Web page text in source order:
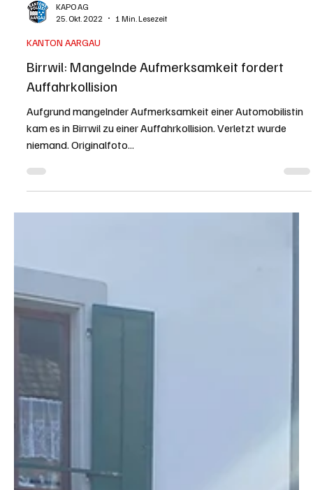
KAPO AG
25. Okt. 2022
1 Min. Lesezeit